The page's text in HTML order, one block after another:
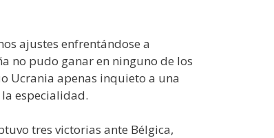
ajustes enfrentándose a
no pudo ganar en ninguno de los
Ucrania apenas inquieto a una
especialidad.
tres victorias ante Bélgica,